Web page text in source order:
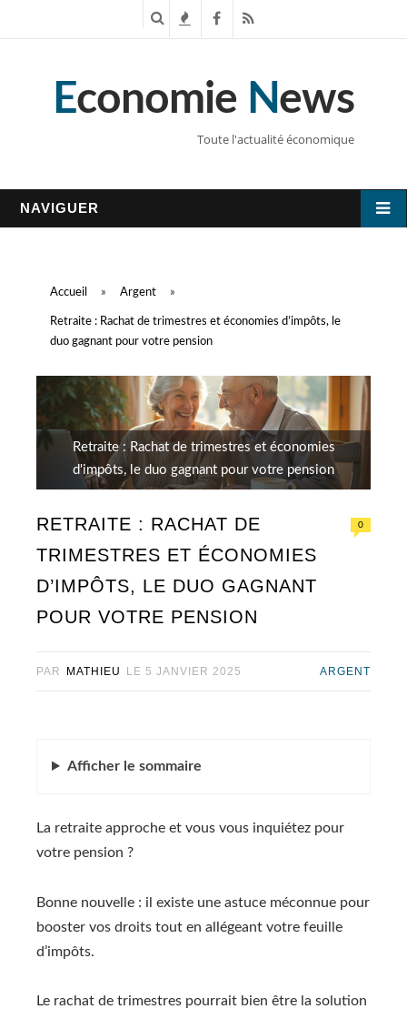
c n
s
F
c
R
S
Economie News
Toute l'actualité économique
NAVIGUER
Accueil » Argent »
Retraite : Rachat de trimestres et économies d’impôts, le
duo gagnant pour votre pension
Retraite : Rachat de trimestres et économies
d'impôts, le duo gagnant pour votre pension
RETRAITE : RACHAT DE
TRIMESTRES ET ÉCONOMIES
D’IMPÔTS, LE DUO GAGNANT
POUR VOTRE PENSION
0
PAR MATHIEU LE 5 JANVIER 2025 ARGENT
Afficher le sommaire
La retraite approche et vous vous inquiétez pour
votre pension ?
Bonne nouvelle : il existe une astuce méconnue pour
booster vos droits tout en allégeant votre feuille
d’impôts.
Le rachat de trimestres pourrait bien être la solution